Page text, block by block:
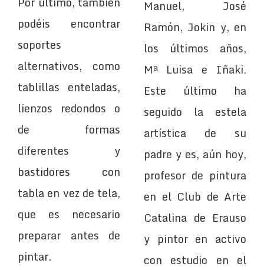
podéis encontrar
soportes
alternativos, como
tablillas enteladas,
lienzos redondos o
de formas
diferentes y
bastidores con
tabla en vez de tela,
que es necesario
preparar antes de
pintar.
Manuel, José
Ramón, Jokin y, en
los últimos años,
Mª Luisa e Iñaki.
Este último ha
seguido la estela
artística de su
padre y es, aún hoy,
profesor de pintura
en el Club de Arte
Catalina de Erauso
y pintor en activo
con estudio en el